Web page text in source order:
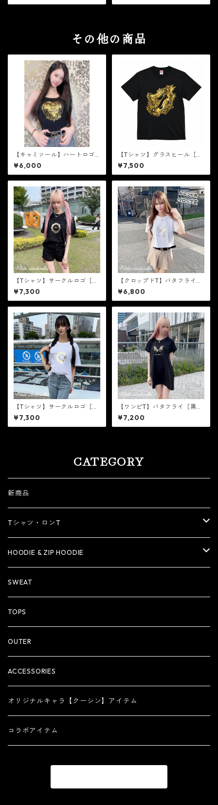
その他の商品
【キャミソール】ハートロゴ
［ゴールド箔］
¥6,000
【Tシャツ】グラスヒール［黒
×ゴールド箔］
¥7,500
【Tシャツ】サークルロゴ［黒
×ゴールド箔］
¥7,300
【クロップドT】バタフライ
［白×ゴールド箔］
¥6,800
【Tシャツ】サークルロゴ［白
×ゴールド箔］
¥7,300
【ワンピT】バタフライ［黒×
ゴールド箔］
¥7,200
CATEGORY
新商品
Tシャツ・ロンT
Tシャツ
ロンT
HOODIE & ZIP HOODIE
HOODIE
ZIP HOODIE
SWEAT
TOPS
OUTER
ACCESSORIES
オリジナルキャラ【クーシン】アイテム
コラボアイテム